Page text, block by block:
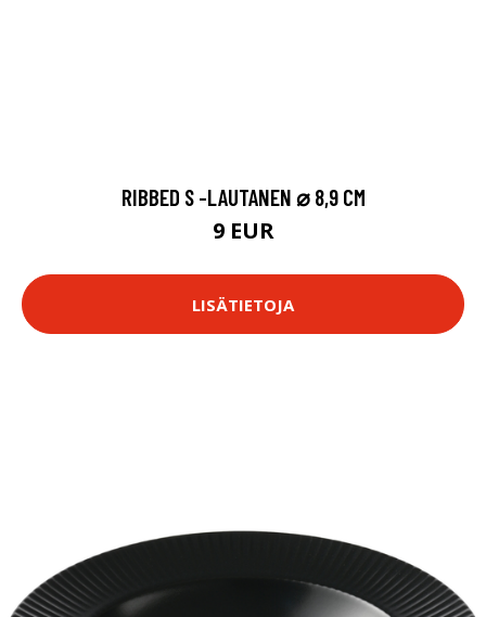
RIBBED S -LAUTANEN ⌀ 8,9 CM
9 EUR
LISÄTIETOJA